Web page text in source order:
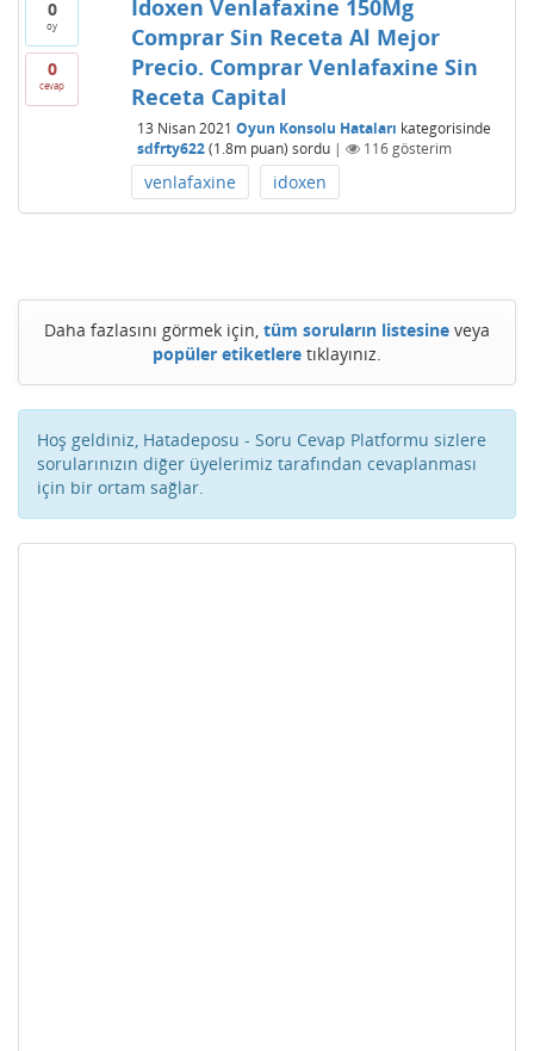
0
oy
0
cevap
Idoxen Venlafaxine 150Mg
Comprar Sin Receta Al Mejor
Precio. Comprar Venlafaxine Sin
Receta Capital
13 Nisan 2021 Oyun Konsolu Hataları kategorisinde
sdfrty622 (1.8mpuan) sordu | 116gösterim
venlafaxine idoxen
Daha fazlasını görmek için, tüm soruların listesine veya
popüler etiketlere tıklayınız.
Hoş geldiniz, Hatadeposu - Soru Cevap Platformu sizlere
sorularınızın diğer üyelerimiz tarafından cevaplanması
için bir ortam sağlar.